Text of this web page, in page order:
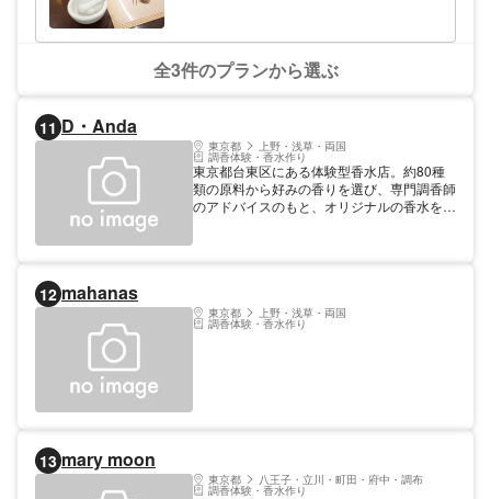
全3件のプランから選ぶ
11 D・Anda
東京都 上野・浅草・両国
調香体験・香水作り
東京都台東区にある体験型香水店。約80種
類の原料から好みの香りを選び、専門調香師
のアドバイスのもと、オリジナルの香水を作
12 mahanas
東京都 上野・浅草・両国
調香体験・香水作り
13 mary moon
東京都 八王子・立川・町田・府中・調布
調香体験・香水作り